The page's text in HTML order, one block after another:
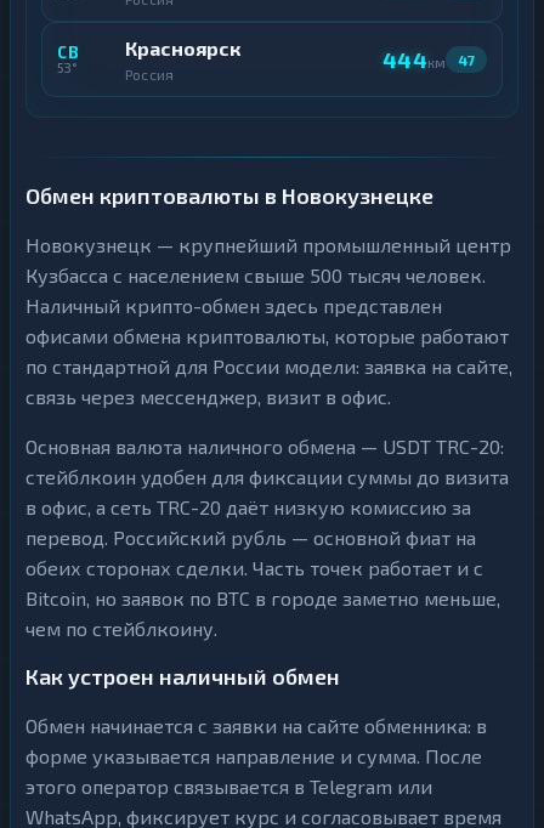
СВ
53°
Красноярск
Россия
444км 47
Обмен криптовалюты в Новокузнецке
Новокузнецк — крупнейший промышленный центр
Кузбасса с населением свыше 500 тысяч человек.
Наличный крипто-обмен здесь представлен
офисами обмена криптовалюты, которые работают
по стандартной для России модели: заявка на сайте,
связь через мессенджер, визит в офис.
Основная валюта наличного обмена — USDT TRC-20:
стейблкоин удобен для фиксации суммы до визита
в офис, а сеть TRC-20 даёт низкую комиссию за
перевод. Российский рубль — основной фиат на
обеих сторонах сделки. Часть точек работает и с
Bitcoin, но заявок по BTC в городе заметно меньше,
чем по стейблкоину.
Как устроен наличный обмен
Обмен начинается с заявки на сайте обменника: в
форме указывается направление и сумма. После
этого оператор связывается в Telegram или
WhatsApp, фиксирует курс и согласовывает время